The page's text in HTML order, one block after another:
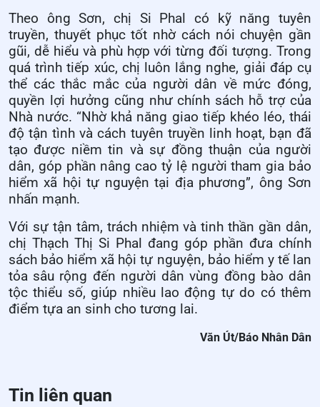
Theo ông Sơn, chị Si Phal có kỹ năng tuyên
truyền, thuyết phục tốt nhờ cách nói chuyện gần
gũi, dễ hiểu và phù hợp với từng đối tượng. Trong
quá trình tiếp xúc, chị luôn lắng nghe, giải đáp cụ
thể các thắc mắc của người dân về mức đóng,
quyền lợi hưởng cũng như chính sách hỗ trợ của
Nhà nước. “Nhờ khả năng giao tiếp khéo léo, thái
độ tận tình và cách tuyên truyền linh hoạt, bạn đã
tạo được niềm tin và sự đồng thuận của người
dân, góp phần nâng cao tỷ lệ người tham gia bảo
hiểm xã hội tự nguyện tại địa phương”, ông Sơn
nhấn mạnh.
Với sự tận tâm, trách nhiệm và tinh thần gần dân,
chị Thạch Thị Si Phal đang góp phần đưa chính
sách bảo hiểm xã hội tự nguyện, bảo hiểm y tế lan
tỏa sâu rộng đến người dân vùng đồng bào dân
tộc thiểu số, giúp nhiều lao động tự do có thêm
điểm tựa an sinh cho tương lai.
Văn Út/Báo Nhân Dân
Tin liên quan